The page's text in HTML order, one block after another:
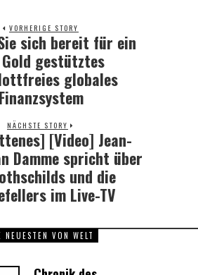
VORHERIGE STORY
Previous
post:
sich bereit für ein
gestütztes
globales
Finanzsystem
NÄCHSTE STORY
Next
post:
[Video] Jean-
Damme spricht über
und die
im Live-TV
NEUESTEN VON WELT